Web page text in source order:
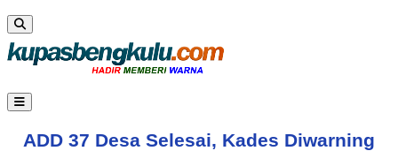
ADD 37 Desa Selesai, Kades Diwarning